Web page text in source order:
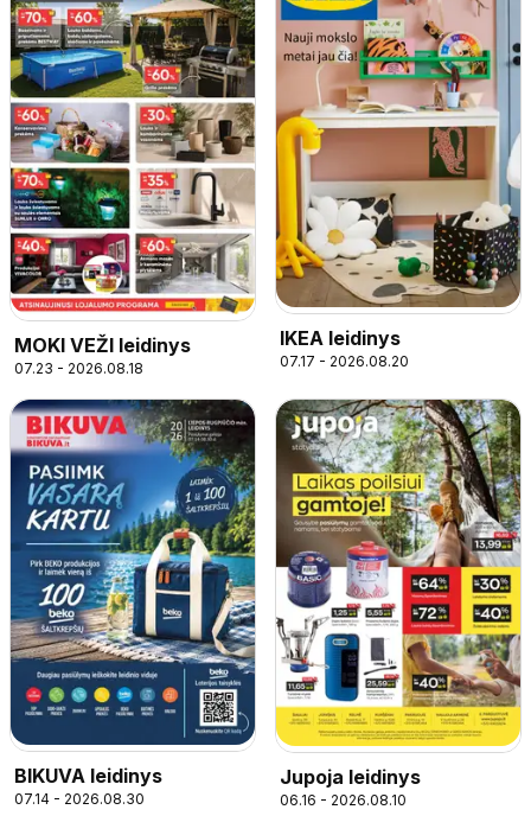
MOKI VEŽI leidinys
07.23 - 2026.08.18
IKEA leidinys
07.17 - 2026.08.20
BIKUVA leidinys
07.14 - 2026.08.30
Jupoja leidinys
06.16 - 2026.08.10